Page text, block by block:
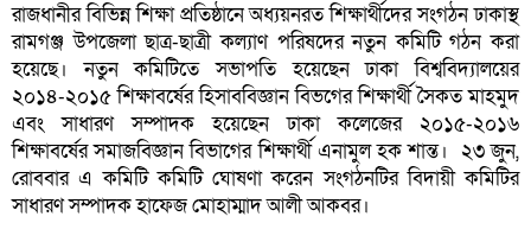
রাজধানীর বিভিন্ন শিক্ষা প্রতিষ্ঠানে অধ্যয়নরত শিক্ষার্থীদের সংগঠন ঢাকাস্থ
রামগঞ্জ উপজেলা ছাত্র-ছাত্রী কল্যাণ পরিষদের নতুন কমিটি গঠন করা
হয়েছে। নতুন কমিটিতে সভাপতি হয়েছেন ঢাকা বিশ্ববিদ্যালয়ের
২০১৪-২০১৫ শিক্ষাবর্ষের হিসাববিজ্ঞান বিভগের শিক্ষার্থী সৈকত মাহমুদ
এবং সাধারণ সম্পাদক হয়েছেন ঢাকা কলেজের ২০১৫-২০১৬
শিক্ষাবর্ষের সমাজবিজ্ঞান বিভাগের শিক্ষার্থী এনামুল হক শান্ত। ২৩ জুন,
রোববার এ কমিটি কমিটি ঘোষণা করেন সংগঠনটির বিদায়ী কমিটির
সাধারণ সম্পাদক হাফেজ মোহাম্মাদ আলী আকবর।